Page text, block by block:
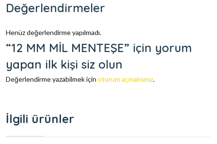
Değerlendirmeler
Henüz değerlendirme yapılmadı.
“12 MM MİL MENTEŞE” için yorum
yapan ilk kişi siz olun
Değerlendirme yazabilmek için oturum açmalısınız.
İlgili ürünler